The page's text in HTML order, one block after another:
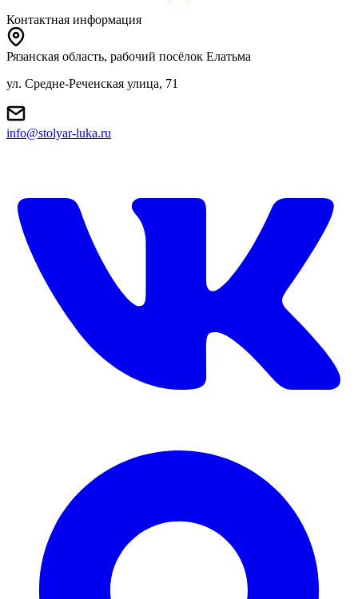
Контактная информация
Рязанская область, рабочий посёлок Елатьма
ул. Средне-Реченская улица, 71
info@stolyar-luka.ru